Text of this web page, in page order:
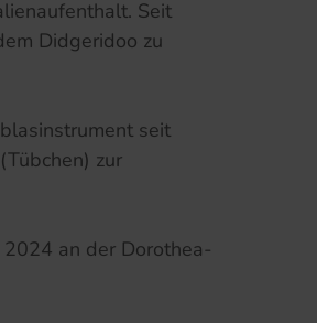
Seit
Didgeridoo zu
seit
zur
an der Dorothea-